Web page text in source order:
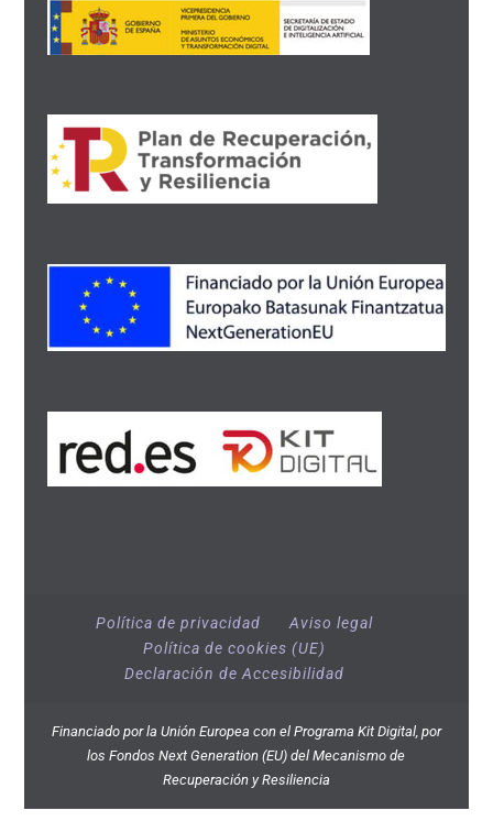
Política de privacidad
Aviso legal
Política de cookies (UE)
Declaración de Accesibilidad
Financiado por la Unión Europea con el Programa Kit Digital, por
los Fondos Next Generation (EU) del Mecanismo de
Recuperación y Resiliencia